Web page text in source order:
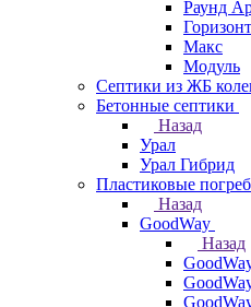
Раунд
Горизонт
Макс
Модуль
Септики из ЖБ
Бетонные септики
Назад
Урал
Урал Гибрид
Пластиковые
Назад
GoodWay
Назад